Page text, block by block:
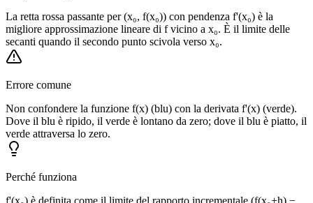
La retta rossa passante per (x₀, f(x₀)) con pendenza f'(x₀) è la
migliore approssimazione lineare di f vicino a x₀. È il limite delle
secanti quando il secondo punto scivola verso x₀.
Errore comune
Non confondere la funzione f(x) (blu) con la derivata f'(x) (verde).
Dove il blu è ripido, il verde è lontano da zero; dove il blu è piatto, il
verde attraversa lo zero.
Perché funziona